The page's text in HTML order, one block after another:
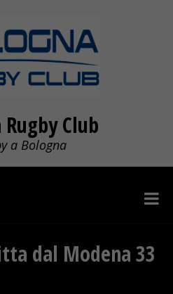
Club
a Bologna
dal Modena 33